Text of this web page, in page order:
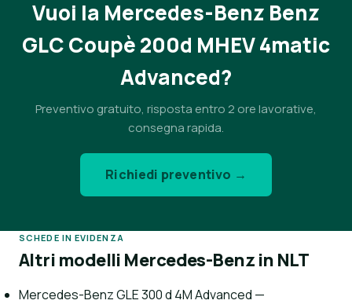
Vuoi la Mercedes-Benz Benz
GLC Coupè 200d MHEV 4matic
Advanced?
Preventivo gratuito, risposta entro 2 ore lavorative,
consegna rapida.
Richiedi preventivo →
SCHEDE IN EVIDENZA
Altri modelli Mercedes-Benz in NLT
Mercedes-Benz GLE 300 d 4M Advanced —